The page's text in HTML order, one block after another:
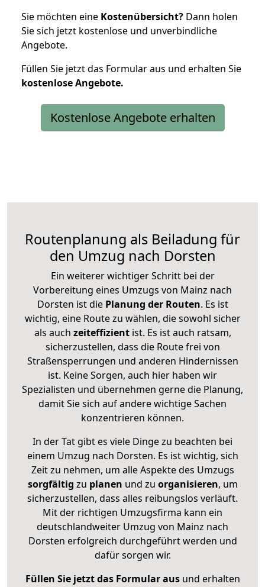
Sie möchten eine Kostenübersicht? Dann holen
Sie sich jetzt kostenlose und unverbindliche
Angebote.
Füllen Sie jetzt das Formular aus und erhalten Sie
kostenloseAngebote.
Kostenlose Angebote erhalten
Routenplanung als Beiladung für
den Umzug nach Dorsten
Ein weiterer wichtiger Schritt bei der
Vorbereitung eines Umzugs von Mainz nach
Dorsten ist diePlanung der Routen. Es ist
wichtig, eine Route zu wählen, die sowohl sicher
als auch zeiteffizientist. Es ist auch ratsam,
sicherzustellen, dass die Route frei von
Straßensperrungen und anderen Hindernissen
ist. Keine Sorgen, auch hier haben wir
Spezialisten und übernehmen gerne die Planung,
damit Sie sich auf andere wichtige Sachen
konzentrieren können.
In der Tat gibt es viele Dinge zu beachten bei
einem Umzug nach Dorsten. Es ist wichtig, sich
Zeit zu nehmen, um alle Aspekte des Umzugs
sorgfältig zu planen und zu organisieren, um
sicherzustellen, dass alles reibungslos verläuft.
Mit der richtigen Umzugsfirma kann ein
deutschlandweiter Umzug von Mainz nach
Dorsten erfolgreich durchgeführt werden und
dafür sorgen wir.
Füllen Sie jetzt das Formular ausund erhalten